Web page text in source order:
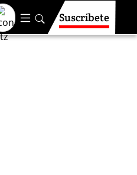
Suscríbete